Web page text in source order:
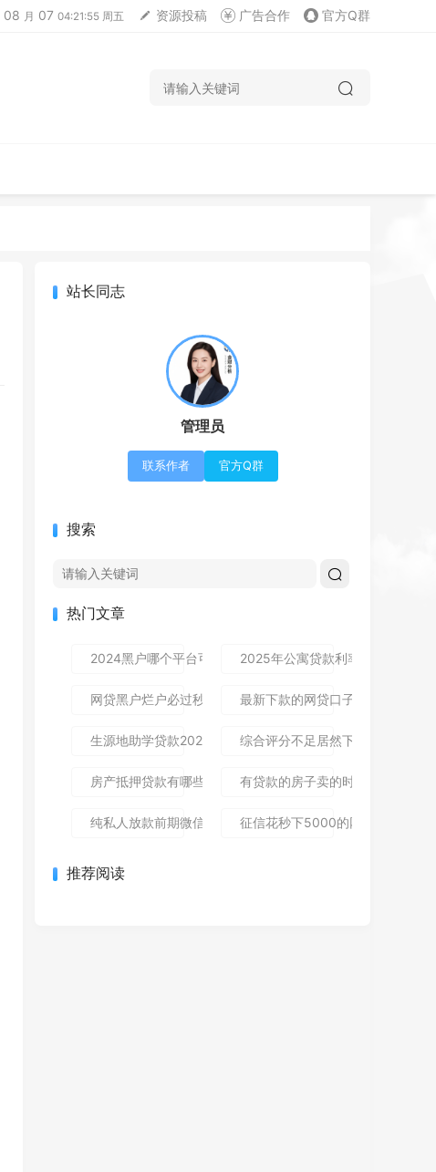
08 月 07 04:21:56 周五 资源投稿 广告合作 官方Q群
站长同志
管理员
联系作者 官方Q群
搜索
热门文章
2024黑户哪个平台可以借到钱,隆重介绍5个免审秒批的分享
2025年公寓贷款利率是多少？别
网贷黑户烂户必过秒下款9月高通过率指南！顺便整理这5个
最新下款的网贷口子论坛,全网收
生源地助学贷款2025年发放时间及到账流程详解
综合评分不足居然下款了,简单汇
房产抵押贷款有哪些风险？一文讲清所有风险点，新手办理
有贷款的房子卖的时候贷款怎么
纯私人放款前期微信私人贷,为您介绍5款包下款的黑户口子
征信花秒下5000的网贷哪个还能
推荐阅读